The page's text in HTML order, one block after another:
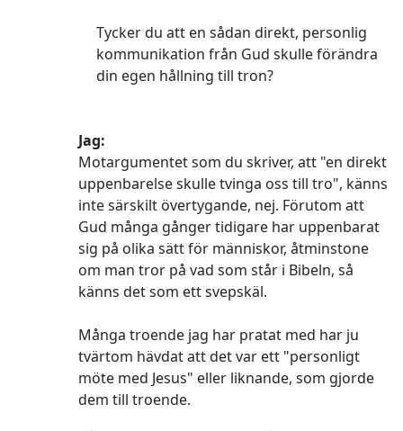
Tycker du att en sådan direkt, personlig
kommunikation från Gud skulle förändra
din egen hållning till tron?
Jag:
Motargumentet som du skriver, att "en direkt
uppenbarelse skulle tvinga oss till tro", känns
inte särskilt övertygande, nej. Förutom att
Gud många gånger tidigare har uppenbarat
sig på olika sätt för människor, åtminstone
om man tror på vad som står i Bibeln, så
känns det som ett svepskäl.
Många troende jag har pratat med har ju
tvärtom hävdat att det var ett "personligt
möte med Jesus" eller liknande, som gjorde
dem till troende.